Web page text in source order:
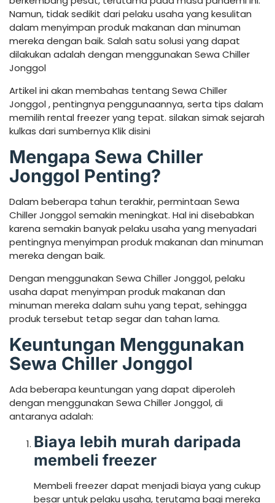
Namun, tidak sedikit dari pelaku usaha yang kesulitan
dalam menyimpan produk makanan dan minuman
mereka dengan baik. Salah satu solusi yang dapat
dilakukan adalah dengan menggunakan Sewa Chiller
Jonggol
Artikel ini akan membahas tentang Sewa Chiller
Jonggol , pentingnya penggunaannya, serta tips dalam
memilih rental freezer yang tepat. silakan simak sejarah
kulkas dari sumbernya Klik disini
Mengapa Sewa Chiller
Jonggol Penting?
Dalam beberapa tahun terakhir, permintaan Sewa
Chiller Jonggol semakin meningkat. Hal ini disebabkan
karena semakin banyak pelaku usaha yang menyadari
pentingnya menyimpan produk makanan dan minuman
mereka dengan baik.
Dengan menggunakan Sewa Chiller Jonggol, pelaku
usaha dapat menyimpan produk makanan dan
minuman mereka dalam suhu yang tepat, sehingga
produk tersebut tetap segar dan tahan lama.
Keuntungan Menggunakan
Sewa Chiller Jonggol
Ada beberapa keuntungan yang dapat diperoleh
dengan menggunakan Sewa Chiller Jonggol, di
antaranya adalah:
Biaya lebih murah daripada
membeli freezer
Membeli freezer dapat menjadi biaya yang cukup
besar untuk pelaku usaha, terutama bagi mereka